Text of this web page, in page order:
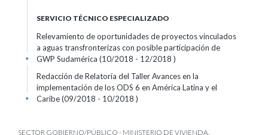
SERVICIO TÉCNICO ESPECIALIZADO
Relevamiento de oportunidades de proyectos vinculados
a aguas transfronterizas con posible participación de
GWP Sudamérica (10/2018 - 12/2018 )
+
Redacción de Relatoría del Taller Avances en la
implementación de los ODS 6 en América Latina y el
Caribe (09/2018 - 10/2018 )
+
SECTOR GOBIERNO/PÚBLICO - MINISTERIO DE VIVIENDA,